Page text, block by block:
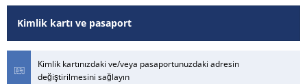
Kimlik kartı ve pasaport
Kimlik kartınızdaki ve/veya pasaportunuzdaki adresin
değiştirilmesini sağlayın